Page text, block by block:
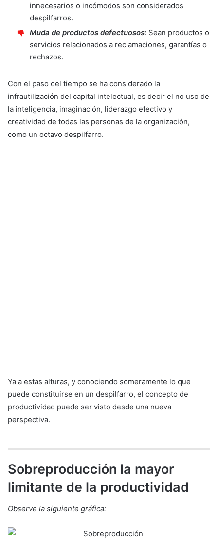
innecesarios o incómodos son considerados
despilfarros.
Muda de productos defectuosos: Sean productos o
servicios relacionados a reclamaciones, garantías o
rechazos.
Con el paso del tiempo se ha considerado la
infrautilización del capital intelectual, es decir el no uso de
la inteligencia, imaginación, liderazgo efectivo y
creatividad de todas las personas de la organización,
como un octavo despilfarro.
Ya a estas alturas, y conociendo someramente lo que
puede constituirse en un despilfarro, el concepto de
productividad puede ser visto desde una nueva
perspectiva.
Sobreproducción la mayor
limitante de la productividad
Observe la siguiente gráfica: